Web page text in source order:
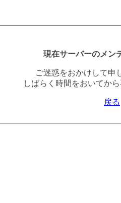
現在サーバーのメン
ご迷惑をおかけして申
しばらく時間をおいてか
戻る